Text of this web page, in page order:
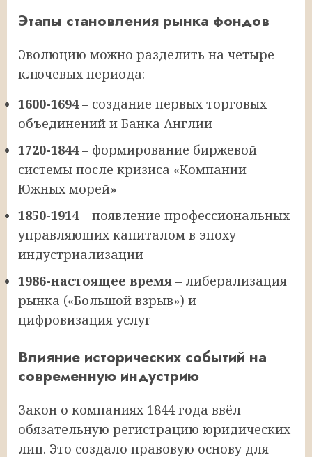
Этапы становления рынка фондов
Эволюцию можно разделить на четыре
ключевых периода:
1600-1694– создание первых торговых
объединений и Банка Англии
1720-1844– формирование биржевой
системы после кризиса «Компании
Южных морей»
1850-1914– появление профессиональных
управляющих капиталом в эпоху
индустриализации
1986-настоящее время – либерализация
рынка («Большой взрыв») и
цифровизация услуг
Влияние исторических событий на
современную индустрию
Закон о компаниях 1844 года ввёл
обязательную регистрацию юридических
лиц. Это создало правовую основу для